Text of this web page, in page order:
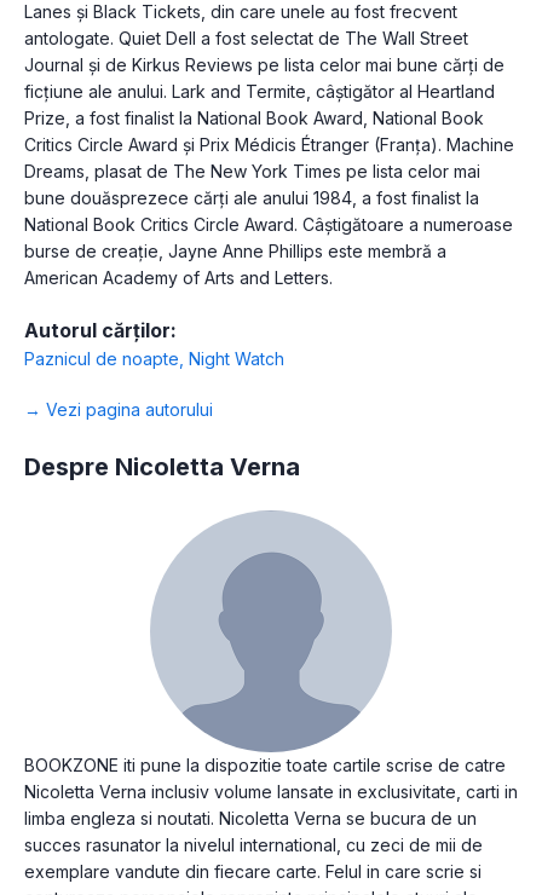
Lanes și Black Tickets, din care unele au fost frecvent
antologate. Quiet Dell a fost selectat de The Wall Street
Journal și de Kirkus Reviews pe lista celor mai bune cărți de
ficțiune ale anului. Lark and Termite, câștigător al Heartland
Prize, a fost finalist la National Book Award, National Book
Critics Circle Award și Prix Médicis Étranger (Franța). Machine
Dreams, plasat de The New York Times pe lista celor mai
bune douăsprezece cărți ale anului 1984, a fost finalist la
National Book Critics Circle Award. Câștigătoare a numeroase
burse de creaţie, Jayne Anne Phillips este membră a
American Academy of Arts and Letters.
Autorul cărților:
Paznicul de noapte Night Watch
→ Vezi pagina autorului
Despre Nicoletta Verna
BOOKZONE iti pune la dispozitie toate cartile scrise de catre
Nicoletta Verna inclusiv volume lansate in exclusivitate, carti in
limba engleza si noutati. Nicoletta Verna se bucura de un
succes rasunator la nivelul international, cu zeci de mii de
exemplare vandute din fiecare carte. Felul in care scrie si